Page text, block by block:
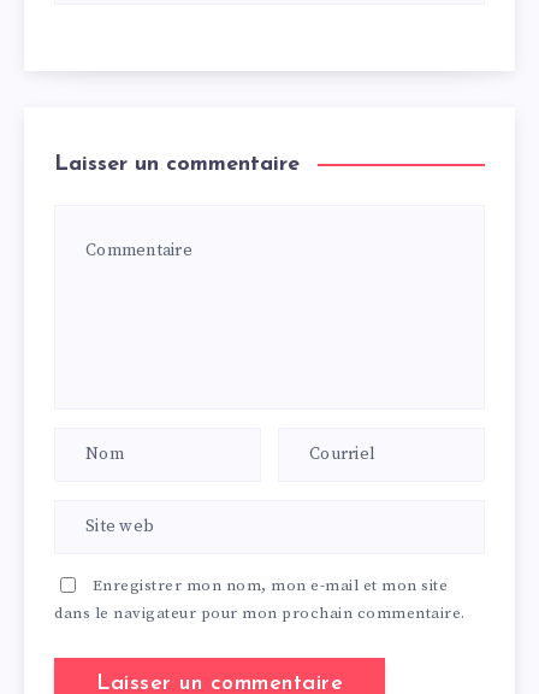
Laisser un commentaire
Enregistrer mon nom, mon e-mail et mon site
dans le navigateur pour mon prochain commentaire.